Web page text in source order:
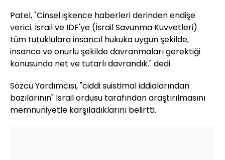
Patel, "Cinsel işkence haberleri derinden endişe
verici. İsrail ve IDF'ye (İsrail Savunma Kuvvetleri)
tüm tutuklulara insancıl hukuka uygun şekilde,
insanca ve onurlu şekilde davranmaları gerektiği
konusunda net ve tutarlı davrandık." dedi.
Sözcü Yardımcısı, "ciddi suistimal iddialarından
bazılarının" İsrail ordusu tarafından araştırılmasını
memnuniyetle karşıladıklarını belirtti.